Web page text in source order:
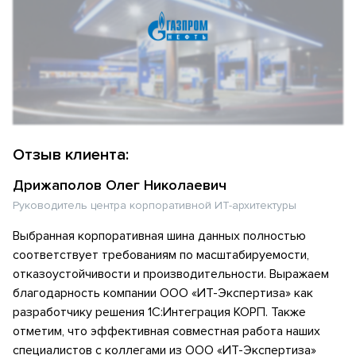
Отзыв клиента:
Дрижаполов Олег Николаевич
Руководитель центра корпоративной ИТ-архитектуры
Выбранная корпоративная шина данных полностью
соответствует требованиям по масштабируемости,
отказоустойчивости и производительности. Выражаем
благодарность компании ООО «ИТ-Экспертиза» как
разработчику решения 1С:Интеграция КОРП. Также
отметим, что эффективная совместная работа наших
специалистов с коллегами из ООО «ИТ-Экспертиза»